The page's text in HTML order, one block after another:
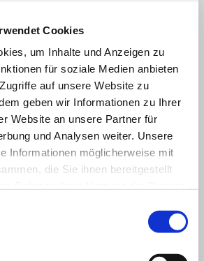
Cookies
um Inhalte und Anzeigen zu
für soziale Medien anbieten
auf unsere Website zu
geben wir Informationen zu Ihrer
Website an unsere Partner für
und Analysen weiter. Unsere
Informationen möglicherweise mit
die Sie ihnen bereitgestellt
6 Grundstück 1.038 m² Bebaute
Grundstück 1.038 m²
Bebaute
Fußbodenheizung Baujahr 2023